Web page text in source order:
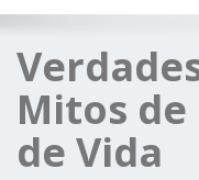
Mitos de
de Vida